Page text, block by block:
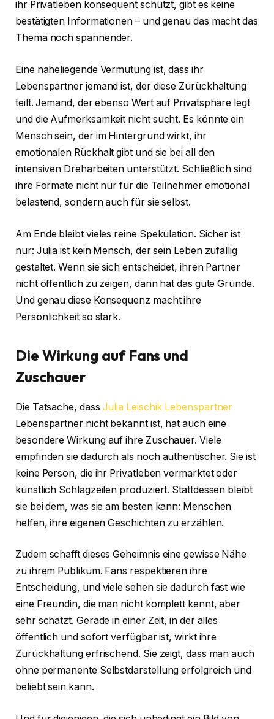
ihr Privatleben konsequent schützt, gibt es keine
bestätigten Informationen – und genau das macht das
Thema noch spannender.
Eine naheliegende Vermutung ist, dass ihr
Lebenspartner jemand ist, der diese Zurückhaltung
teilt. Jemand, der ebenso Wert auf Privatsphäre legt
und die Aufmerksamkeit nicht sucht. Es könnte ein
Mensch sein, der im Hintergrund wirkt, ihr
emotionalen Rückhalt gibt und sie bei all den
intensiven Dreharbeiten unterstützt. Schließlich sind
ihre Formate nicht nur für die Teilnehmer emotional
belastend, sondern auch für sie selbst.
Am Ende bleibt vieles reine Spekulation. Sicher ist
nur: Julia ist kein Mensch, der sein Leben zufällig
gestaltet. Wenn sie sich entscheidet, ihren Partner
nicht öffentlich zu zeigen, dann hat das gute Gründe.
Und genau diese Konsequenz macht ihre
Persönlichkeit so stark.
Die Wirkung auf Fans und
Zuschauer
Die Tatsache, dass Julia Leischik Lebenspartner
Lebenspartner nicht bekannt ist, hat auch eine
besondere Wirkung auf ihre Zuschauer. Viele
empfinden sie dadurch als noch authentischer. Sie ist
keine Person, die ihr Privatleben vermarktet oder
künstlich Schlagzeilen produziert. Stattdessen bleibt
sie bei dem, was sie am besten kann: Menschen
helfen, ihre eigenen Geschichten zu erzählen.
Zudem schafft dieses Geheimnis eine gewisse Nähe
zu ihrem Publikum. Fans respektieren ihre
Entscheidung, und viele sehen sie dadurch fast wie
eine Freundin, die man nicht komplett kennt, aber
sehr schätzt. Gerade in einer Zeit, in der alles
öffentlich und sofort verfügbar ist, wirkt ihre
Zurückhaltung erfrischend. Sie zeigt, dass man auch
ohne permanente Selbstdarstellung erfolgreich und
beliebt sein kann.